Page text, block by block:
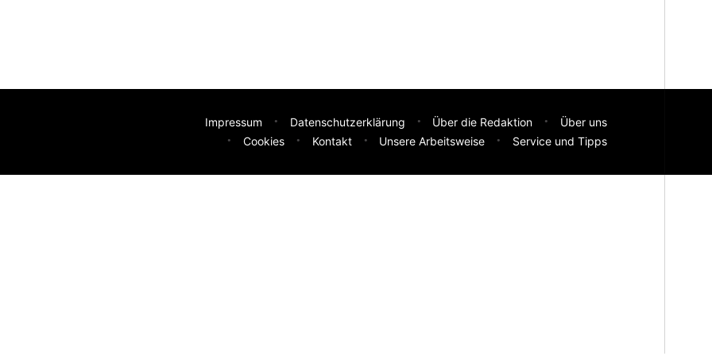
Impressum Datenschutzerklärung Über die Redaktion
Über uns
Cookies
Kontakt Unsere Arbeitsweise Service und Tipps